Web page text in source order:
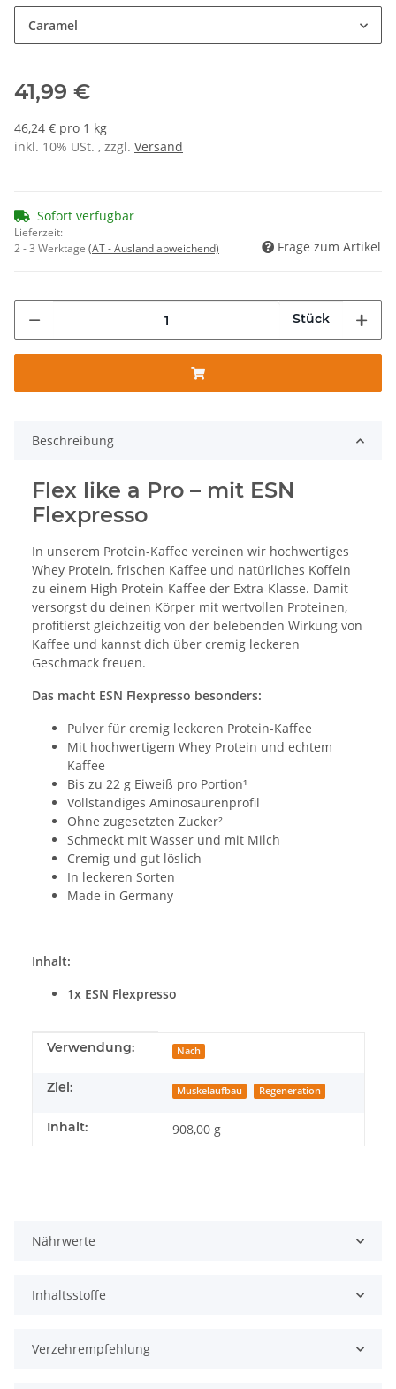
Caramel
41,99 €
46,24 € pro 1 kg
inkl. 10% USt. , zzgl. Versand
Sofort verfügbar
Lieferzeit:
2 - 3 Werktage (AT - Ausland abweichend) Frage zum Artikel
Stück
Beschreibung
Flex like a Pro – mit ESN
Flexpresso
In unserem Protein-Kaffee vereinen wir hochwertiges
Whey Protein, frischen Kaffee und natürliches Koffein
zu einem High Protein-Kaffee der Extra-Klasse. Damit
versorgst du deinen Körper mit wertvollen Proteinen,
profitierst gleichzeitig von der belebenden Wirkung von
Kaffee und kannst dich über cremig leckeren
Geschmack freuen.
Das macht ESN Flexpresso besonders:
Pulver für cremig leckeren Protein-Kaffee
Mit hochwertigem Whey Protein und echtem
Kaffee
Bis zu 22 g Eiweiß pro Portion¹
Vollständiges Aminosäurenprofil
Ohne zugesetzten Zucker²
Schmeckt mit Wasser und mit Milch
Cremig und gut löslich
In leckeren Sorten
Made in Germany
Inhalt:
1x ESN Flexpresso
Produkteigenschaft
Wert
Verwendung: Nach
Ziel: Muskelaufbau Regeneration
Inhalt: 908,00 g
Nährwerte
Inhaltsstoffe
Verzehrempfehlung